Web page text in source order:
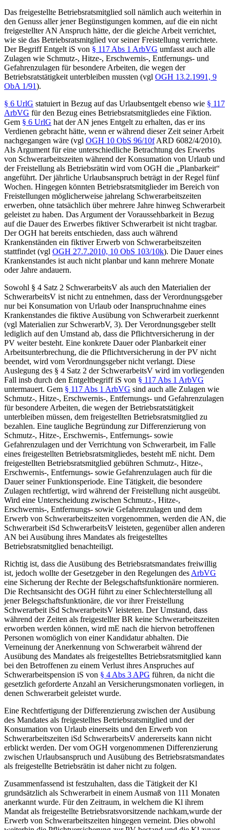
Das freigestellte Betriebsratsmitglied soll nämlich auch weiterhin in
den Genuss aller jener Begünstigungen kommen, auf die ein nicht
freigestellter AN Anspruch hätte, der die gleiche Arbeit verrichtet,
wie sie das Betriebsratsmitglied vor seiner Freistellung verrichtete.
Der Begriff Entgelt iS von § 117 Abs 1 ArbVG umfasst auch alle
Zulagen wie Schmutz-, Hitze-, Erschwernis-, Entfernungs- und
Gefahrenzulagen für besondere Arbeiten, die wegen der
Betriebsratstätigkeit unterbleiben mussten (vgl OGH 13.2.1991, 9
ObA 1/91).
§ 6 UrlG statuiert in Bezug auf das Urlaubsentgelt ebenso wie § 117
ArbVG für den Bezug eines Betriebsratsmitgliedes eine Fiktion.
Gem § 6 UrlG hat der AN jenes Entgelt zu erhalten, das er ins
Verdienen gebracht hätte, wenn er während dieser Zeit seiner Arbeit
nachgegangen wäre (vgl OGH 10 ObS 96/10f ARD 6082/4/2010).
Als Argument für eine unterschiedliche Betrachtung des Erwerbs
von Schwerarbeitszeiten während der Konsumation von Urlaub und
der Freistellung als Betriebsrätin wird vom OGH die „Planbarkeit“
angeführt. Der jährliche Urlaubsanspruch beträgt in der Regel fünf
Wochen. Hingegen könnten Betriebsratsmitglieder im Bereich von
Freistellungen möglicherweise jahrelang Schwerarbeitszeiten
erwerben, ohne tatsächlich über mehrere Jahre hinweg Schwerarbeit
geleistet zu haben. Das Argument der Voraussehbarkeit in Bezug
auf die Dauer des Erwerbes fiktiver Schwerarbeit ist nicht tragbar.
Der OGH hat bereits entschieden, dass auch während
Krankenständen ein fiktiver Erwerb von Schwerarbeitszeiten
stattfindet (vgl OGH 27.7.2010, 10 ObS 103/10k). Die Dauer eines
Krankenstandes ist auch nicht planbar und kann mehrere Monate
oder Jahre andauern.
Sowohl § 4 Satz 2 SchwerarbeitsV als auch den Materialien der
SchwerarbeitsV ist nicht zu entnehmen, dass der Verordnungsgeber
nur bei Konsumation von Urlaub oder Inanspruchnahme eines
Krankenstandes die fiktive Ausübung von Schwerarbeit zuerkennt
(vgl Materialien zur SchwerarbV, 3). Der Verordnungsgeber stellt
lediglich auf den Umstand ab, dass die Pflichtversicherung in der
PV weiter besteht. Eine konkrete Dauer oder Planbarkeit einer
Arbeitsunterbrechung, die die Pflichtversicherung in der PV nicht
beendet, wird vom Verordnungsgeber nicht verlangt. Diese
Auslegung des § 4 Satz 2 der SchwerarbeitsV wird im vorliegenden
Fall insb durch den Entgeltbegriff iS von § 117 Abs 1 ArbVG
untermauert. Gem § 117 Abs 1 ArbVG sind auch alle Zulagen wie
Schmutz-, Hitze-, Erschwernis-, Entfernungs- und Gefahrenzulagen
für besondere Arbeiten, die wegen der Betriebsratstätigkeit
unterbleiben müssen, dem freigestellten Betriebsratsmitglied zu
bezahlen. Eine taugliche Begründung zur Differenzierung von
Schmutz-, Hitze-, Erschwernis-, Entfernungs- sowie
Gefahrenzulagen und der Verrichtung von Schwerarbeit, im Falle
eines freigestellten Betriebsratsmitgliedes, besteht mE nicht. Dem
freigestellten Betriebsratsmitglied gebühren Schmutz-, Hitze-,
Erschwernis-, Entfernungs- sowie Gefahrenzulagen auch für die
Dauer seiner Funktionsperiode. Eine Tätigkeit, die besondere
Zulagen rechtfertigt, wird während der Freistellung nicht ausgeübt.
Wird eine Unterscheidung zwischen Schmutz-, Hitze-,
Erschwernis-, Entfernungs- sowie Gefahrenzulagen und dem
Erwerb von Schwerarbeitszeiten vorgenommen, werden die AN, die
Schwerarbeit iSd SchwerarbeitsV leisteten, gegenüber allen anderen
AN bei Ausübung ihres Mandates als freigestelltes
Betriebsratsmitglied benachteiligt.
Richtig ist, dass die Ausübung des Betriebsratsmandates freiwillig
ist, jedoch wollte der Gesetzgeber in den Regelungen des ArbVG
eine Sicherung der Rechte der Belegschaftsfunktionäre normieren.
Die Rechtsansicht des OGH führt zu einer Schlechterstellung all
jener Belegschaftsfunktionäre, die vor ihrer Freistellung
Schwerarbeit iSd SchwerarbeitsV leisteten. Der Umstand, dass
während der Zeiten als freigestellter BR keine Schwerarbeitszeiten
erworben werden können, wird mE nach die hiervon betroffenen
Personen womöglich von einer Kandidatur abhalten. Die
Verneinung der Anerkennung von Schwerarbeit während der
Ausübung des Mandates als freigestelltes Betriebsratsmitglied kann
bei den Betroffenen zu einem Verlust ihres Anspruches auf
Schwerarbeitspension iS von § 4 Abs 3 APG führen, da nicht die
gesetzlich geforderte Anzahl an Versicherungsmonaten vorliegen, in
denen Schwerarbeit geleistet wurde.
Eine Rechtfertigung der Differenzierung zwischen der Ausübung
des Mandates als freigestelltes Betriebsratsmitglied und der
Konsumation von Urlaub einerseits und den Erwerb von
Schwerarbeitszeiten iSd SchwerarbeitsV andererseits kann nicht
erblickt werden. Der vom OGH vorgenommenen Differenzierung
zwischen Urlaubsanspruch und Ausübung des Betriebsratsmandates
als freigestellte Betriebsrätin ist daher nicht zu folgen.
Zusammenfassend ist festzuhalten, dass die Tätigkeit der Kl
grundsätzlich als Schwerarbeit in einem Ausmaß von 111 Monaten
anerkannt wurde. Für den Zeitraum, in welchem die Kl ihrem
Mandat als freigestellte Betriebsratsvorsitzende nachkam,wurde der
Erwerb von Schwerarbeitszeiten hingegen verneint. Dies obwohl